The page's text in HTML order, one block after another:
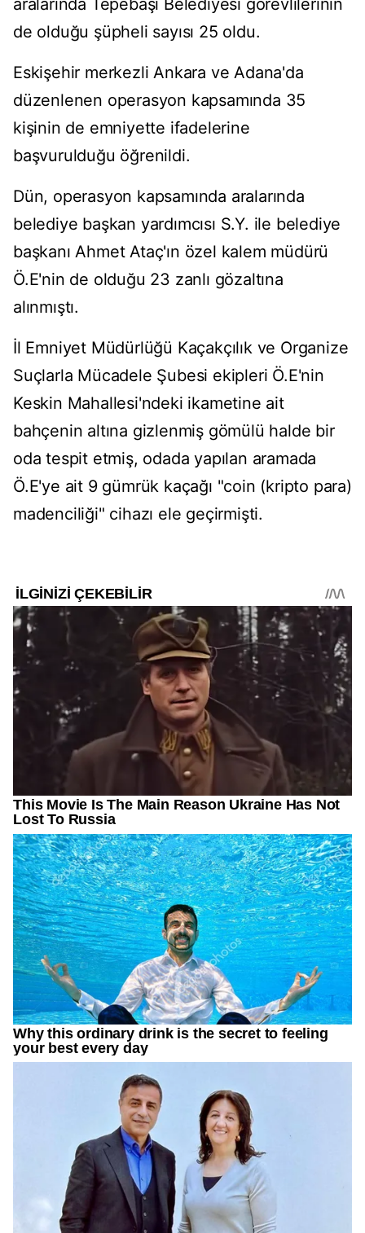
aralarında Tepebaşı Belediyesi görevlilerinin
de olduğu şüpheli sayısı 25 oldu.
Eskişehir merkezli Ankara ve Adana'da
düzenlenen operasyon kapsamında 35
kişinin de emniyette ifadelerine
başvurulduğu öğrenildi.
Dün, operasyon kapsamında aralarında
belediye başkan yardımcısı S.Y. ile belediye
başkanı Ahmet Ataç'ın özel kalem müdürü
Ö.E'nin de olduğu 23 zanlı gözaltına
alınmıştı.
İl Emniyet Müdürlüğü Kaçakçılık ve Organize
Suçlarla Mücadele Şubesi ekipleri Ö.E'nin
Keskin Mahallesi'ndeki ikametine ait
bahçenin altına gizlenmiş gömülü halde bir
oda tespit etmiş, odada yapılan aramada
Ö.E'ye ait 9 gümrük kaçağı "coin (kripto para)
madenciliği" cihazı ele geçirmişti.